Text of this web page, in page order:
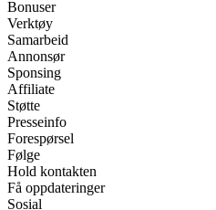
Bonuser
Verktøy
Samarbeid
Annonsør
Sponsing
Affiliate
Støtte
Presseinfo
Forespørsel
Følge
Hold kontakten
Få oppdateringer
Sosial